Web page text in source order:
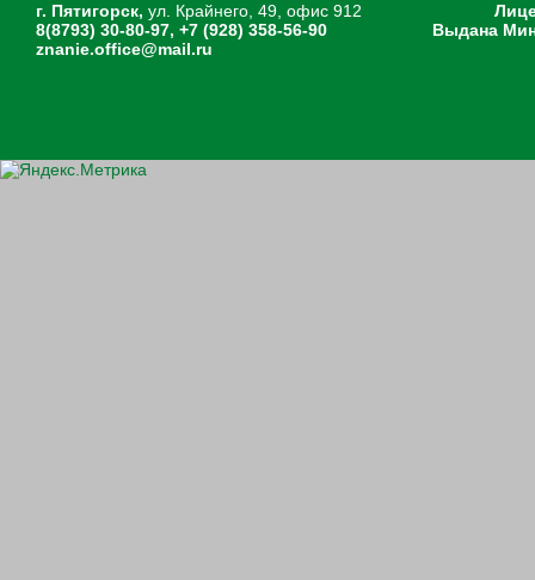
г. Пятигорск, ул. Крайнего, 49, офис 912
8(8793) 30-80-97, +7 (928) 358-56-90
znanie.office@mail.ru
Выдана